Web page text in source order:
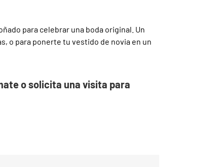
para celebrar una boda original. Un
o para ponerte tu vestido de novia en un
o solicita una visita para